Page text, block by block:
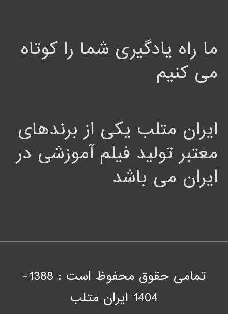
ما راه یادگیری شما را کوتاه
می کنیم
ایران متلب یکی از برندهای
معتبر تولید فیلم آموزشی در
ایران می باشد
تمامی حقوق محفوظ است : 1388-
1404 ايران متلب